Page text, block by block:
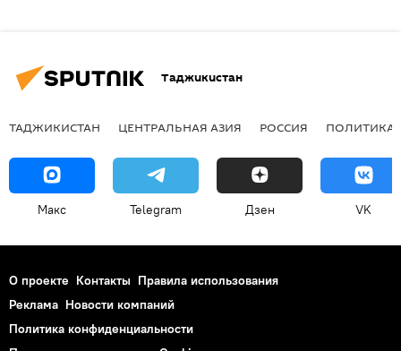
Таджикистан
ТАДЖИКИСТАН ЦЕНТРАЛЬНАЯ АЗИЯ РОССИЯ ПОЛИТИКА
Макс Telegram Дзен VK
О проекте Контакты Правила использования
Реклама Новости компаний
Политика конфиденциальности